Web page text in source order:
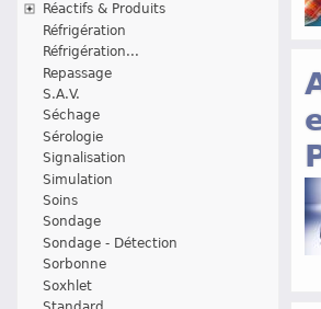
Réactifs & Produits
Réfrigération
Réfrigération...
Repassage
S.A.V.
Séchage
Sérologie
Signalisation
Simulation
Soins
Sondage
Sondage - Détection
Sorbonne
Soxhlet